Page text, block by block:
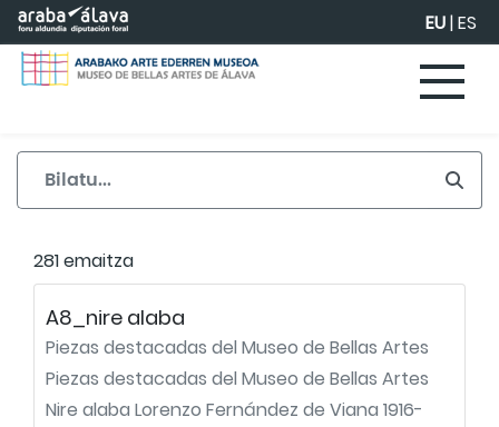
Eduki nagusira joan EU|ES
281 emaitza
A8_nire alaba
Piezas destacadas del Museo de Bellas Artes
Piezas destacadas del Museo de Bellas Artes
Nire alaba Lorenzo Fernández de Viana 1916-